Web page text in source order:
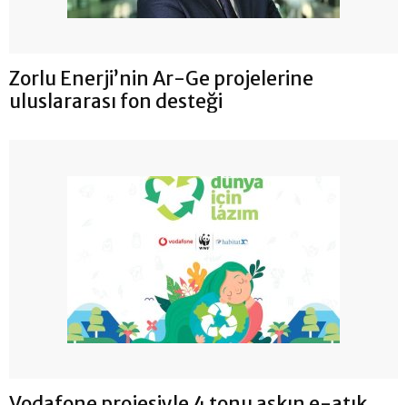
Zorlu Enerji’nin Ar-Ge projelerine
uluslararası fon desteği